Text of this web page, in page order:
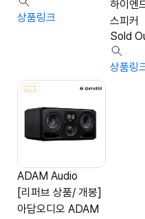
상품링크
하이엔
스피커
Sold
상품링
ADAM Audio
[리퍼브 상품/ 개봉]
아담오디오 ADAM